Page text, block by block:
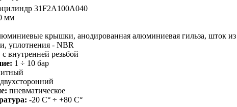
31F2A100A040
мм
крышки, анодированная алюминиевая гильза, шток из
уплотнения - NBR
с внутренней резьбой
1 ÷ 10 бар
двухсторонний
пневматическое
-20 С° ÷ +80 С°